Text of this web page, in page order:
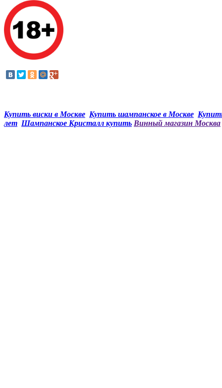
Купить виски в Москве Купить шампанское в Москве
лет Шампанское Кристалл купить Винный магазин Москва